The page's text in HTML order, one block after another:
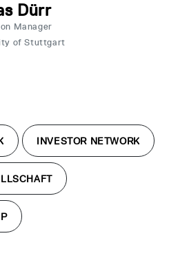
Dürr
Manager
of Stuttgart
INVESTOR NETWORK